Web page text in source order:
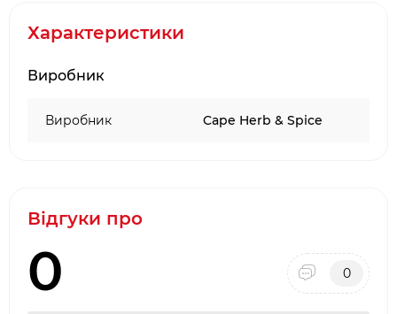
ккал, білок: 9,4 г, вуглеводи: 42,6г, з яких
цукру:8,2г, жири: 2,0, з яких насичені жири: 0,6г,
сіль: 34,1г.
Характеристики
Виробник
Виробник Cape Herb & Spice
Відгуки про
0 0